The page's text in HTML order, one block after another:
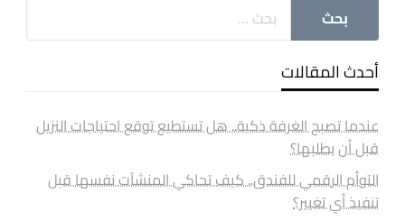
أحدث المقالات
عندما تصبح الغرفة ذكية.. هل تستطيع توقع احتياجات النزيل
قبل أن يطلبها؟
التوأم الرقمي للفندق.. كيف تحاكي المنشآت نفسها قبل
تنفيذ أي تغيير؟